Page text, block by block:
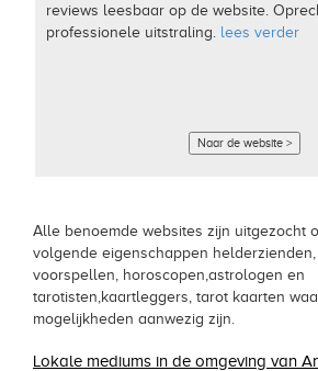
reviews leesbaar op de website.
professionele uitstraling. lees verder
Naar de website >
Alle benoemde websites zijn uitgezocht
volgende eigenschappen
voorspellen, horoscopen,astrologen en
tarotisten,kaartleggers, tarot kaarten
mogelijkheden aanwezig zijn.
Lokale mediums in de omgeving van